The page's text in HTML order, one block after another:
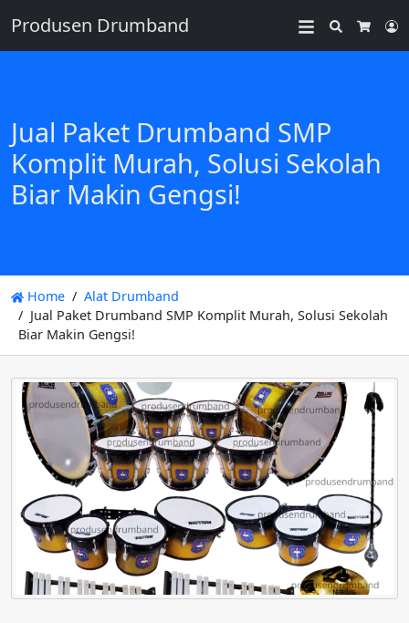
Produsen Drumband
Search
Jual Paket Drumband SMP
Komplit Murah, Solusi Sekolah
Biar Makin Gengsi!
Home
Alat Drumband
Jual Paket Drumband SMP Komplit Murah, Solusi Sekolah
Biar Makin Gengsi!